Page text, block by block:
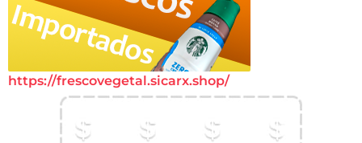
https://frescovegetal.sicarx.shop/